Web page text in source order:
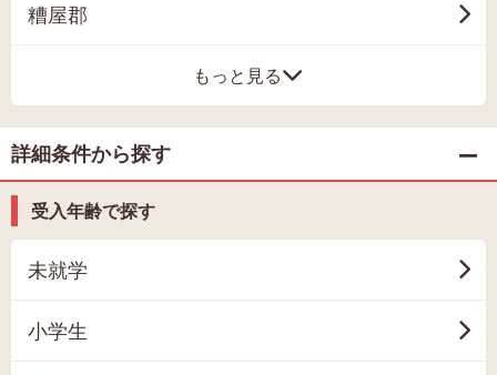
糟屋郡
もっと見る
詳細条件から探す
受入年齢で探す
未就学
小学生